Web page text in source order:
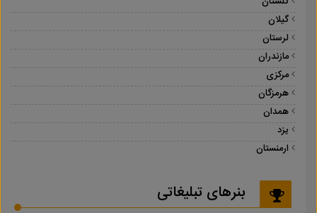
گیلان
لرستان
مازندران
مرکزی
هرمزگان
همدان
یزد
ارمنستان
بنرهای تبلیغاتی